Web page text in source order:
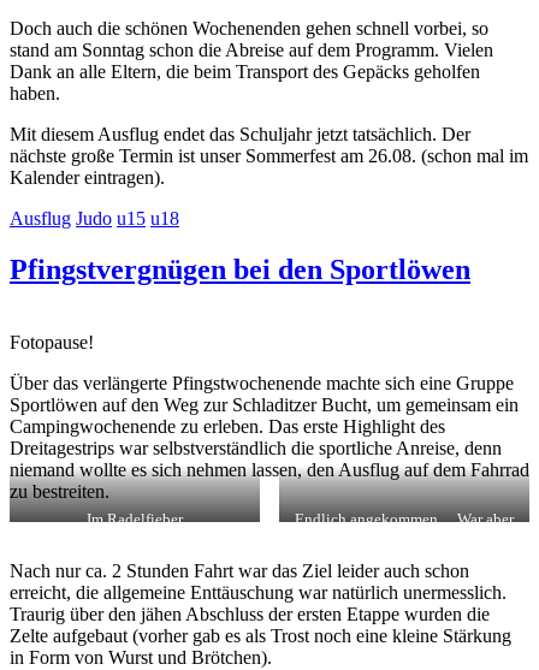
Doch auch die schönen Wochenenden gehen schnell vorbei, so
stand am Sonntag schon die Abreise auf dem Programm. Vielen
Dank an alle Eltern, die beim Transport des Gepäcks geholfen
haben.
Mit diesem Ausflug endet das Schuljahr jetzt tatsächlich. Der
nächste große Termin ist unser Sommerfest am 26.08. (schon mal im
Kalender eintragen).
Ausflug Judo u15 u18
Pfingstvergnügen bei den Sportlöwen
Fotopause!
Über das verlängerte Pfingstwochenende machte sich eine Gruppe
Sportlöwen auf den Weg zur Schladitzer Bucht, um gemeinsam ein
Campingwochenende zu erleben. Das erste Highlight des
Dreitagestrips war selbstverständlich die sportliche Anreise, denn
niemand wollte es sich nehmen lassen, den Ausflug auf dem Fahrrad
zu bestreiten.
Im Radelfieber
Endlich angekommen… War aber
Nach nur ca. 2 Stunden Fahrt war das Ziel leider auch schon
erreicht, die allgemeine Enttäuschung war natürlich unermesslich.
Traurig über den jähen Abschluss der ersten Etappe wurden die
Zelte aufgebaut (vorher gab es als Trost noch eine kleine Stärkung
in Form von Wurst und Brötchen).